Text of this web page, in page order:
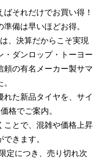
それだけでお買い得！
備は早いほどお得。
、決算だからこそ実現
・ダンロップ・トーヨー
頼の有名メーカー製サマ
た新品タイヤを、サイ
格でご案内。
ことで、混雑や価格上昇
きます。
定につき、売り切れ次